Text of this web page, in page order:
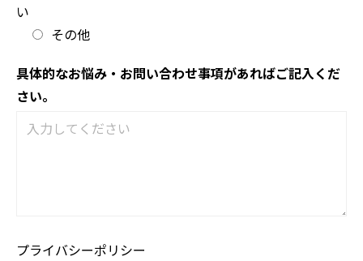
い
その他
具体的なお悩み・お問い合わせ事項があればご記入くだ
さい。
プライバシーポリシー